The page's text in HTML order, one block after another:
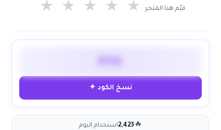
قيّم هذا المتجر: ★ ★ ★ ★ ★
نسخ الكود ✦
🔥
2,423استخدام اليوم